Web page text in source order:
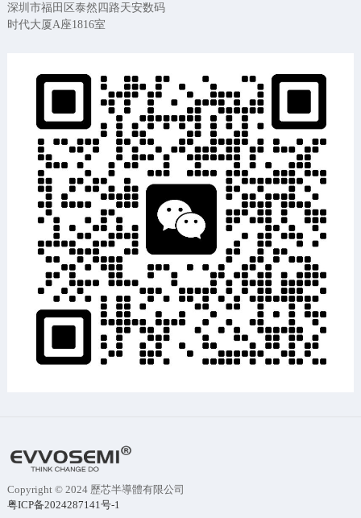
深圳市福田区泰然四路天安数码
时代大厦A座1816室
Copyright © 2024 歷芯半導體有限公司
粤ICP备2024287141号-1